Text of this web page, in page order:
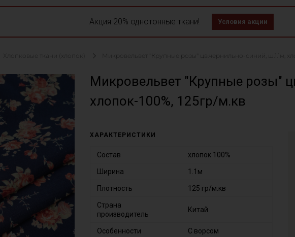
Акция 20% однотонные ткани! Условия акции
Хлопковые ткани (хлопок) Микровельвет "Крупные розы" цв.чернильно-синий, ш.1.1м,
Микровельвет "Крупные розы"
хлопок-100%, 125гр/м.кв
ХАРАКТЕРИСТИКИ
Состав хлопок 100%
Ширина 1.1м
Плотность 125 гр/м.кв
Страна
производитель
Китай
Особенности С ворсом